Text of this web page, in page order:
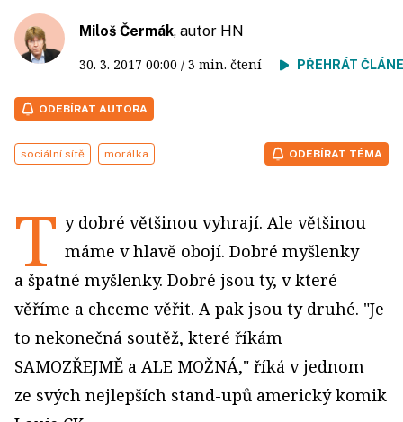
Miloš Čermák, autor HN
30. 3. 2017 00:00 / 3 min. čtení PŘEHRÁT
ODEBÍRAT AUTORA
sociální sítě morálka ODEBÍRAT TÉMA
T y dobré většinou vyhrají. Ale většinou
máme v hlavě obojí. Dobré myšlenky
a špatné myšlenky. Dobré jsou ty, v které
věříme a chceme věřit. A pak jsou ty druhé. "Je
to nekonečná soutěž, které říkám
SAMOZŘEJMĚ a ALE MOŽNÁ," říká v jednom
ze svých nejlepších stand-upů americký komik